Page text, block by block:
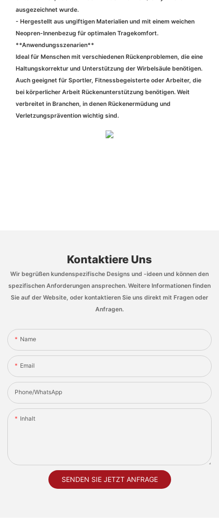
ausgezeichnet wurde.
- Hergestellt aus ungiftigen Materialien und mit einem weichen
Neopren-Innenbezug für optimalen Tragekomfort.
**Anwendungsszenarien**
Ideal für Menschen mit verschiedenen Rückenproblemen, die eine
Haltungskorrektur und Unterstützung der Wirbelsäule benötigen.
Auch geeignet für Sportler, Fitnessbegeisterte oder Arbeiter, die
bei körperlicher Arbeit Rückenunterstützung benötigen. Weit
verbreitet in Branchen, in denen Rückenermüdung und
Verletzungsprävention wichtig sind.
Kontaktiere Uns
Wir begrüßen kundenspezifische Designs und -ideen und können den
spezifischen Anforderungen ansprechen. Weitere Informationen finden
Sie auf der Website, oder kontaktieren Sie uns direkt mit Fragen oder
Anfragen.
Name
Email
Phone/whatsApp
Inhalt
SENDEN SIE JETZT ANFRAGE